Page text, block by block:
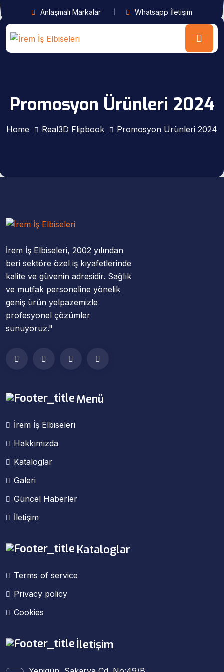
Anlaşmalı Markalar Whatsapp İletişim
Promosyon Ürünleri 2024
Home Real3D Flipbook Promosyon Ürünleri 2024
İrem İş Elbiseleri, 2002 yılından
beri sektöre özel iş kıyafetlerinde
kalite ve güvenin adresidir. Sağlık
ve mutfak personeline yönelik
geniş ürün yelpazemizle
profesyonel çözümler
sunuyoruz."
Menü
İrem İş Elbiseleri
Hakkımızda
Kataloglar
Galeri
Güncel Haberler
İletişim
Kataloglar
Terms of service
Privacy policy
Cookies
İletişim